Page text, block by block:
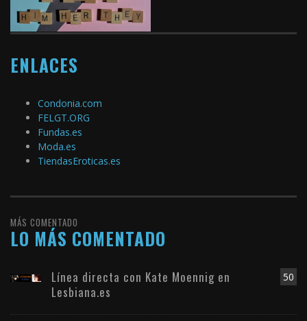
ENLACES
Condonia.com
FELGT.ORG
Fundas.es
Moda.es
TiendasEroticas.es
MÁS COMENTADO
LO MÁS COMENTADO
50
Línea directa con Kate Moennig en
Lesbiana.es